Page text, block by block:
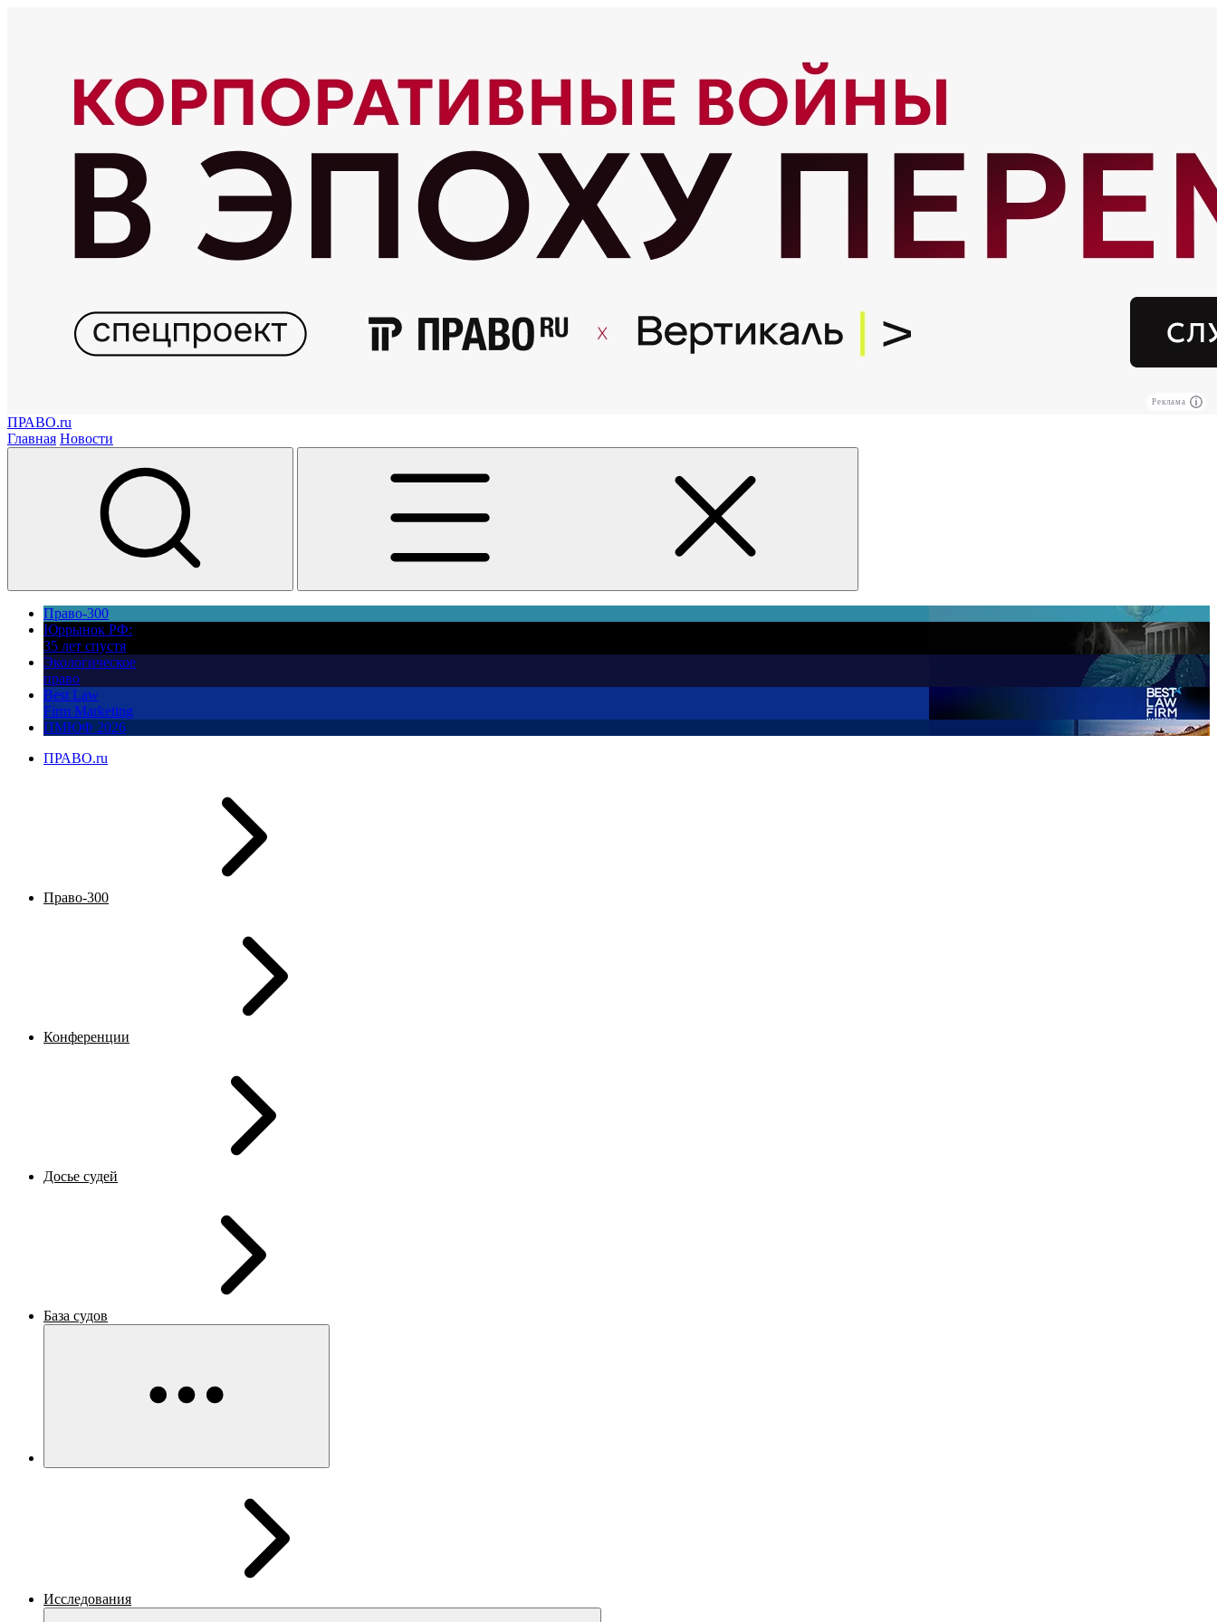
Реклама
ПРАВО.ru
Главная Новости
Право-300
Юррынок РФ:
35 лет спустя
Экологическое
право
Best Law
Firm Marketing
ПМЮФ 2026
ПРАВО.ru
Право-300
Конференции
Досье судей
База судов
Исследования